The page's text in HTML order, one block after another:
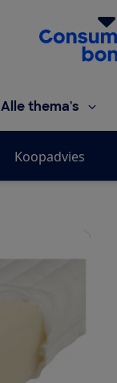
Homepage
Alle thema's
Koopadvies